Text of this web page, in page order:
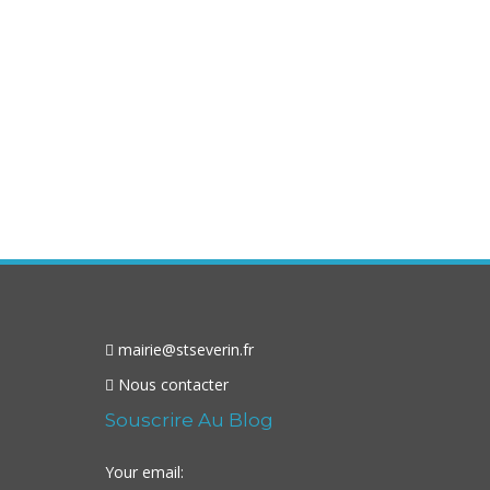
mairie@stseverin.fr
Nous contacter
Souscrire Au Blog
Your email: